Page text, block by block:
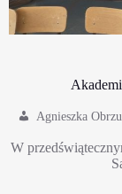
Agnieszka
W